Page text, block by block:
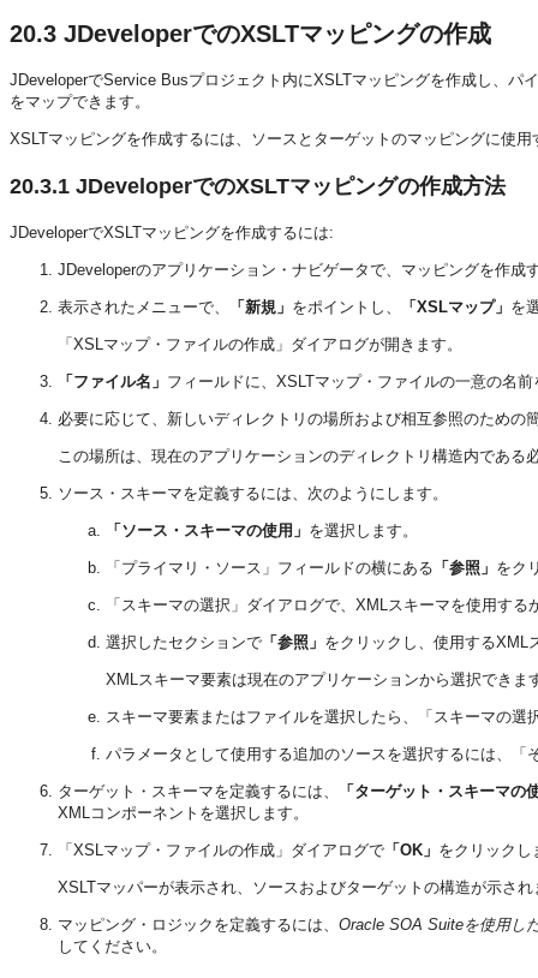
20.3 JDeveloperでのXSLTマッピングの作成
JDeveloperでService Busプロジェクト内にXSLTマッピングを作成し、
をマップできます。
XSLTマッピングを作成するには、ソースとターゲットのマッピングに使
20.3.1 JDeveloperでのXSLTマッピングの作成方法
JDeveloperでXSLTマッピングを作成するには:
JDeveloperのアプリケーション・ナビゲータで、マッピングを作
表示されたメニューで、 「新規」 をポイントし、 「XSLマップ」 を
「XSLマップ・ファイルの作成」ダイアログが開きます。
「ファイル名」 フィールドに、XSLTマップ・ファイルの一意の名
必要に応じて、新しいディレクトリの場所および相互参照のための
この場所は、現在のアプリケーションのディレクトリ構造内である
ソース・スキーマを定義するには、次のようにします。
「ソース・スキーマの使用」 を選択します。
「プライマリ・ソース」フィールドの横にある 「参照」 をク
「スキーマの選択」ダイアログで、XMLスキーマを使用す
選択したセクションで 「参照」 をクリックし、使用するXML
XMLスキーマ要素は現在のアプリケーションから選択でき
スキーマ要素またはファイルを選択したら、「スキーマの選
パラメータとして使用する追加のソースを選択するには、「
ターゲット・スキーマを定義するには、
「ターゲット・スキーマの
XMLコンポーネントを選択します。
「XSLマップ・ファイルの作成」ダイアログで 「OK」 をクリックし
XSLTマッパーが表示され、ソースおよびターゲットの構造が示され
マッピング・ロジックを定義するには、 Oracle SOA Suiteを使用し
してください。